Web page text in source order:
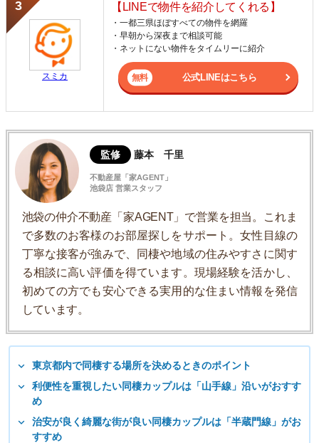
スミカ
【LINEで物件を紹介してくれる】
・一都三県ほぼすべての物件を網羅
・早朝から深夜まで相談可能
・ネットにない物件をタイムリーに紹介
公式LINEはこちら
監修 藤本 千里
不動産屋「家AGENT」
池袋店 営業スタッフ
池袋の仲介不動産「家AGENT」で営業を担当。これま
で多数のお客様のお部屋探しをサポート。女性目線の
丁寧な接客が強みで、同棲や地域の住みやすさに関す
る相談に高い評価を得ています。現場経験を活かし、
初めての方でも安心できる実用的な住まい情報を発信
しています。
東京都内で同棲する場所を決めるときのポイント
利便性を重視したい同棲カップルは「山手線」沿いがおすす
め
治安が良く綺麗な街が良い同棲カップルは「半蔵門線」がお
すすめ